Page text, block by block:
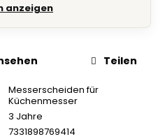
anzeigen
Messerscheiden für
Küchenmesser
3 Jahre
7331898769414
Teilen